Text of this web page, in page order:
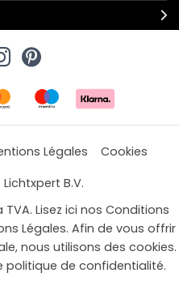
Légales
Cookies
B.V.
Lisez ici nos Conditions
Légales. Afin de vous offrir
nous utilisons des cookies.
politique de confidentialité.